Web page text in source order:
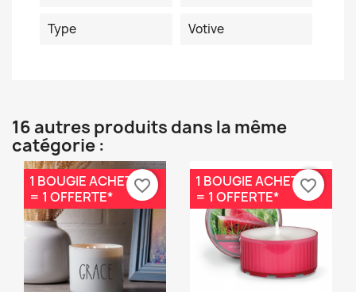
Type Votive
16 autres produits dans la même
catégorie :
1 BOUGIE ACHETÉE
= 1 OFFERTE*
favorite_border
1 BOUGIE ACHETÉE
= 1 OFFERTE*
favorite_border